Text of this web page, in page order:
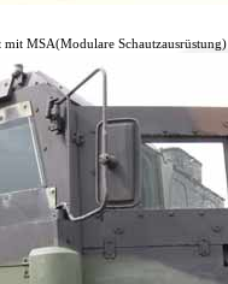
mit MSA(Modulare Schautzausrüstung)